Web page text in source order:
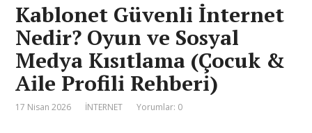
Kablonet Güvenli İnternet
Nedir? Oyun ve Sosyal
Medya Kısıtlama (Çocuk &
Aile Profili Rehberi)
17 Nisan 2026 İNTERNET Yorumlar: 0